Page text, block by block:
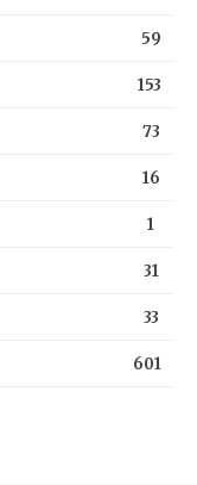
59
153
73
16
1
31
33
601